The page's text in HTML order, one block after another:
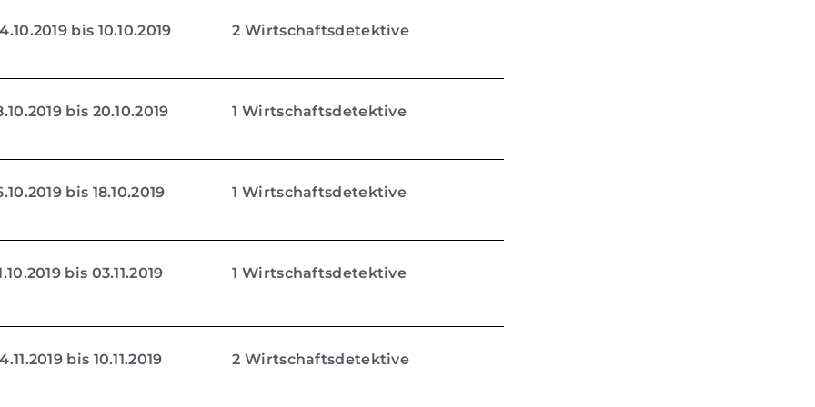
bis 10.10.2019 2 Wirtschaftsdetektive
bis 20.10.2019 1 Wirtschaftsdetektive
bis 18.10.2019 1 Wirtschaftsdetektive
bis 03.11.2019 1 Wirtschaftsdetektive
bis 10.11.2019 2 Wirtschaftsdetektive